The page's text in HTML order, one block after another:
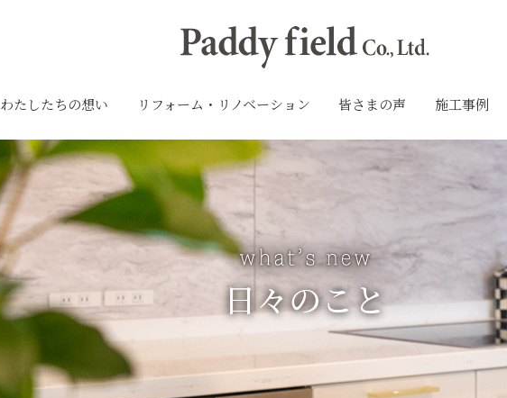
わたしたちの想い リフォーム・リノベーション 皆さまの声 施工事例
日々のこと